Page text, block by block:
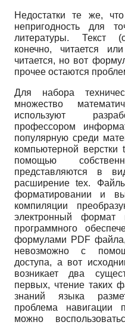
Недостатки те же,
непригодность для
литературы. Текст
конечно, читается
читается, но вот
прочее остаются
Для набора
множество
используют
профессором
популярную среди
компьютерной
помощью
представляются в
расширение tex.
форматировании и
компиляции
электронный формат
программного
формулами PDF
невозможно с
доступа, а вот
возникает два
первых, чтение таких
знаний языка
проблема навигации
можно